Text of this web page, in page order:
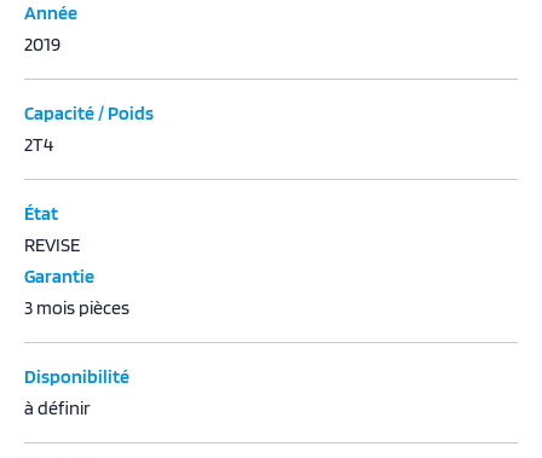
Année
2019
Capacité / Poids
2T4
État
REVISE
Garantie
3 mois pièces
Disponibilité
à définir